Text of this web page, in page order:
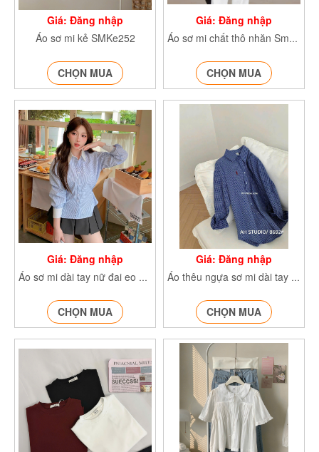
Giá: Đăng nhập
Áo sơ mi kẻ SMKe252
CHỌN MUA
Giá: Đăng nhập
Áo sơ mi chất thô nhăn SmA255
CHỌN MUA
Giá: Đăng nhập
Áo sơ mi dài tay nữ đai eo SMdaitay379
CHỌN MUA
Giá: Đăng nhập
Áo thêu ngựa sơ mi dài tay kẻ caro SMthengua363
CHỌN MUA